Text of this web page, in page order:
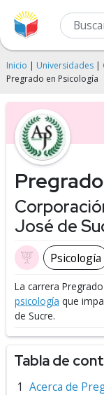
Inicio | Universidades |
Pregrado en Psicología
José de
Psicología
La carrera
psicología que
de Sucre.
Tabla de
Acerca de